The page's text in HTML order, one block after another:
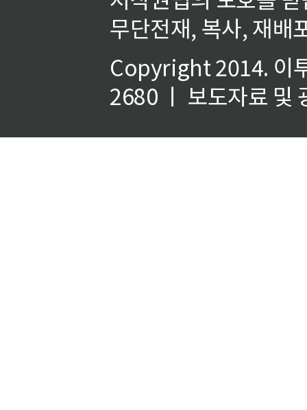
무단전재, 복사, 재배
Copyright 2014. 이
2680 ㅣ 보도자료